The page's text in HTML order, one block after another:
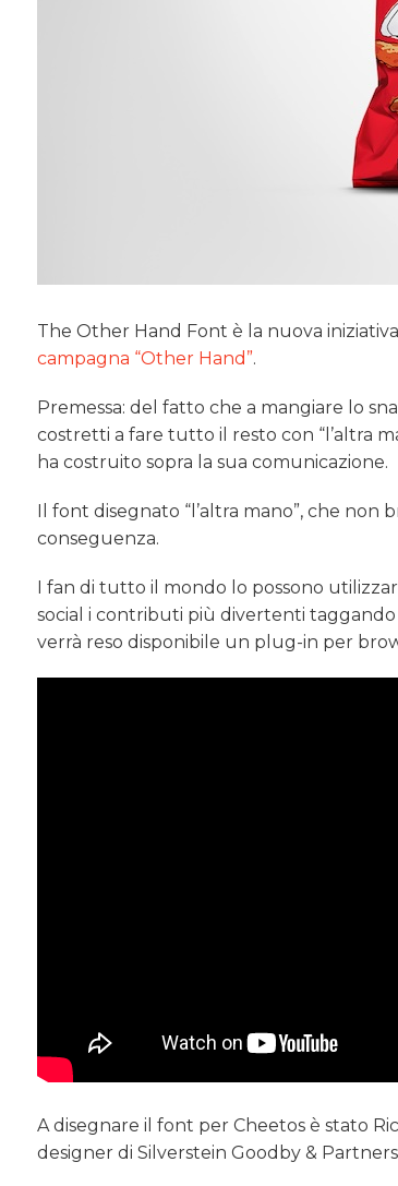
The Other Hand Font è la nuova
campagna “Other Hand”.
Premessa: del fatto che a mangiare lo
costretti a fare tutto il resto con “l’altra
ha costruito sopra la sua comunicazione.
Il font disegnato “l’altra mano”, che
conseguenza.
I fan di tutto il mondo lo possono
social i contributi più divertenti
verrà reso disponibile un plug-in per
A disegnare il font per Cheetos è stato
designer di Silverstein Goodby &